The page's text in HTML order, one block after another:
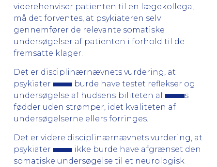
viderehenviser patienten til en lægekollega,
må det forventes, at psykiateren selv
gennemfører de relevante somatiske
undersøgelser af patienten i forhold til de
fremsatte klager.
Det er disciplinærnævnets vurdering, at
psykiater
burde have testet reflekser og
undersøgelse af hudsensibiliteten af
s
fødder uden strømper, idet kvaliteten af
undersøgelserne ellers forringes.
Det er videre disciplinærnævnets vurdering, at
psykiater
ikke burde have afgrænset den
somatiske undersøgelse til et neurologisk